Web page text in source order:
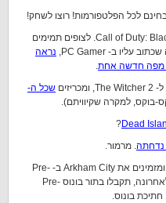
לכל הפלטפורמות! רוצו לשחק!
42:00 – משהו מוזר לנו ב- DLC של Call of Duty: Black Ops. לצופים תמימים
נראה
.
ל- The Witcher 2, ומכריזים
שכל ה-
בוקס, למקרה שקיוויתם).
?
. מרמור.
50:40 – חוץ מזה, אם אתם גרים בבריטניה ומזמינים את Arkham City ב- Pre-
Order דרך שירות ה- OnLive שנפתח שם לאחרונה, תקבלו בתור בונוס Pre-
חתיכת בונוס.